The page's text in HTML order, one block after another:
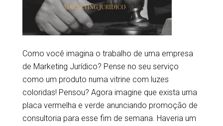
Como você imagina o trabalho de uma empresa
de Marketing Jurídico? Pense no seu serviço
como um produto numa vitrine com luzes
coloridas! Pensou? Agora imagine que exista uma
placa vermelha e verde anunciando promoção de
consultoria para esse fim de semana. Haveria um